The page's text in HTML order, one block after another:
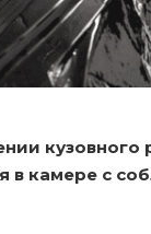
в камере с